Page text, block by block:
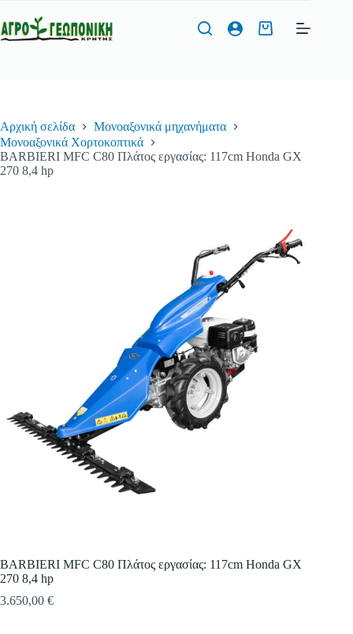
στο
περιεχόμενο
Όνομα*
Επιλέξτε την εταιρεία που επιθυμείτε
Επιλέξτε είδος
Περιγράψτε μας πιο αναλυτικά*
Καλάθι
Αρχική σελίδα
Μονοαξονικά μηχανήματα
Μονοαξονικά Χορτοκοπτικά
BARBIERI MFC C80 Πλάτος εργασίας: 117cm Honda GX
270 8,4 hp
BARBIERI MFC C80 Πλάτος εργασίας: 117cm Honda GX
270 8,4 hp
3.650,00 €